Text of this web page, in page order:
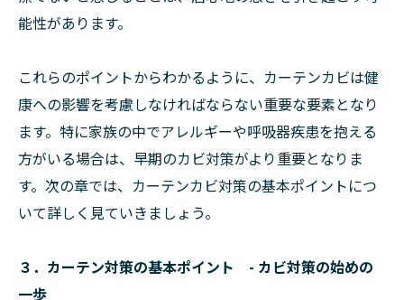
能性があります。
これらのポイントからわかるように、カーテンカビは健
康への影響を考慮しなければならない重要な要素となり
ます。特に家族の中でアレルギーや呼吸器疾患を抱える
方がいる場合は、早期のカビ対策がより重要となりま
す。次の章では、カーテンカビ対策の基本ポイントにつ
いて詳しく見ていきましょう。
３．カーテン対策の基本ポイント - カビ対策の始めの
一歩